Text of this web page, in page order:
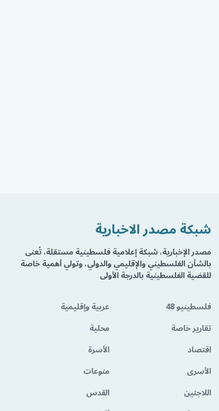
شبكة مصدر الاخبارية
مصدر الإخبارية، شبكة إعلامية فلسطينية مستقلة، تُعنى
بالشأن الفلسطيني والإقليمي والدولي، وتولي أهمية خاصة
للقضية الفلسطينية بالدرجة الأولى
فلسطينيو 48
عربية وإقليمية
تقارير خاصة
محلية
اقتصاد
الأسرة
الأسرى
منوعات
اللاجئين
القدس